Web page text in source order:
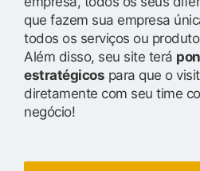
que fazem sua empresa
todos os serviços ou
Além disso, seu site terá
estratégicos para que o
diretamente com seu time
negócio!